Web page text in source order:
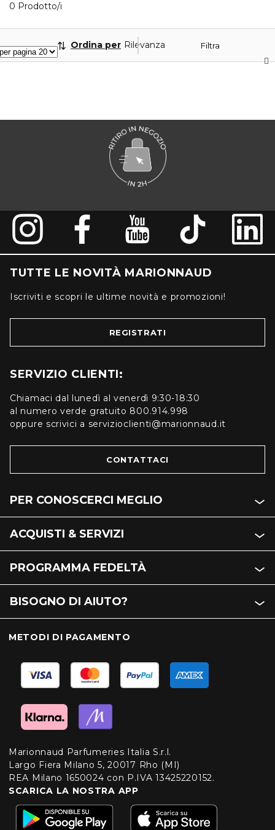
0 Prodotto/i
Filtra
Ordina per Rilevanza
TUTTE LE NOVITÀ MARIONNAUD
Iscriviti e scopri le ultime novità e promozioni!
REGISTRATI
SERVIZIO CLIENTI:
Chiamaci dal lunedì al venerdì 9:30-18:30
al numero verde gratuito 800.914.998
oppure scrivici a servizioclienti@marionnaud.it
CONTATTACI
PER CONOSCERCI MEGLIO
ACQUISTI & SERVIZI
PROGRAMMA FEDELTÀ
BISOGNO DI AIUTO?
METODI DI PAGAMENTO
Marionnaud Parfumeries Italia S.r.l.
Largo Fiera Milano 5, 20017 Rho (MI)
REA Milano 1650024 con P.IVA 13425220152.
SCARICA LA NOSTRA APP